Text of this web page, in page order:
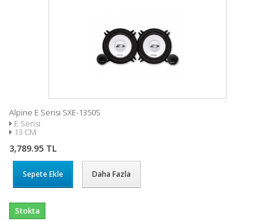
Alpine E Serisi SXE-1350S
E Serisi
13 CM
3,789.95 TL
Sepete Ekle Daha Fazla
Stokta